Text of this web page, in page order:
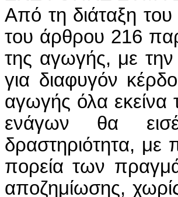
Από τη διάταξη
του άρθρου 216
της αγωγής, με την
για διαφυγόν
αγωγής όλα εκείνα
ενάγων θα
δραστηριότητα, με
πορεία των
αποζημίωσης,